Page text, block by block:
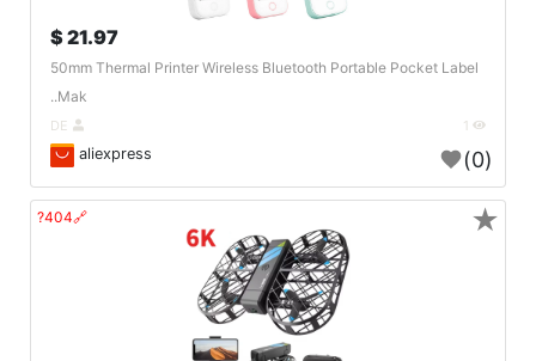
21.97 $
50mm Thermal Printer Wireless Bluetooth Portable Pocket Label
Mak..
aliexpress (0)
🔗404? ★